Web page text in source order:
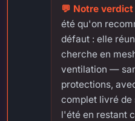
été qu'on
défaut : elle
cherche en
ventilation —
protections,
complet livré de
l'été en restant